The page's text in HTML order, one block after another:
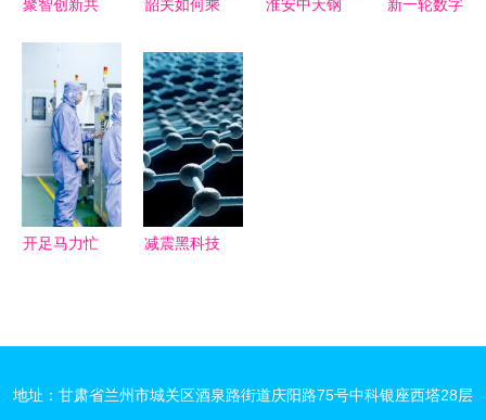
聚智创新共
州干群热议
以新技术研
发赋能高质
量发展——
党的二十届
三中全会点
韶关如何乘
研发东风，
再造产业新
格局？
淮安中天钢
新一轮数字
开足马力忙
减震黑科技
地址：甘肃省兰州市城关区酒泉路街道庆阳路75号中科银座西塔28层